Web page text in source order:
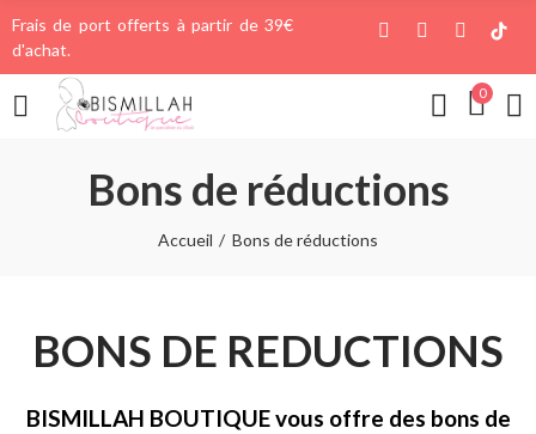
Frais de port offerts à partir de 39€
d'achat.
0
Bons de réductions
Accueil Bons de réductions
BONS DE REDUCTIONS
BISMILLAH BOUTIQUE vous offre des bons de